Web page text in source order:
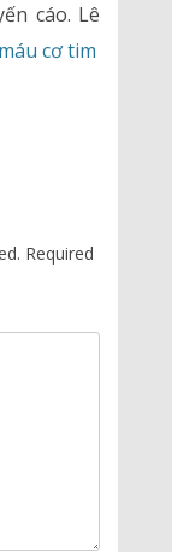
cáo. Lê
cơ tim
Required